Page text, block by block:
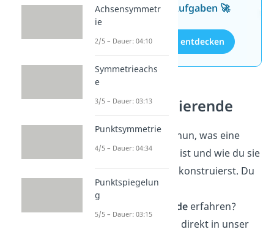
kostenlosen Aufgaben 🚀
Aufgaben entdecken
Winkelhalbierende
Super! Du weißt nun, was eine
Mittelsenkrechte ist und wie du sie
in einem Dreieck konstruierst. Du
willst mehr über
Winkelhalbierendeerfahren?
Dann schau dazu direkt in unser
Achsensymmetr
ie
2/5 – Dauer: 04:10
Symmetrieachs
e
3/5 – Dauer: 03:13
Punktsymmetrie
4/5 – Dauer: 04:34
Punktspiegelun
g
5/5 – Dauer: 03:15